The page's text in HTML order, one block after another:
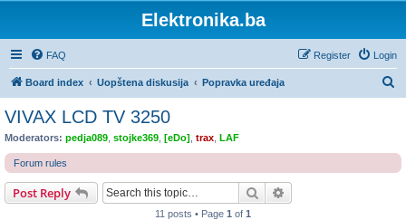
Elektronika.ba
FAQ Login
Register
Board index Uopštena diskusija Popravka uređaja
c
VIVAX LCD TV 3250
Moderators: pedja089 stojke369 [eDo] trax LAF
Forum rules
Post Reply Search
11 posts • Page 1 of 1